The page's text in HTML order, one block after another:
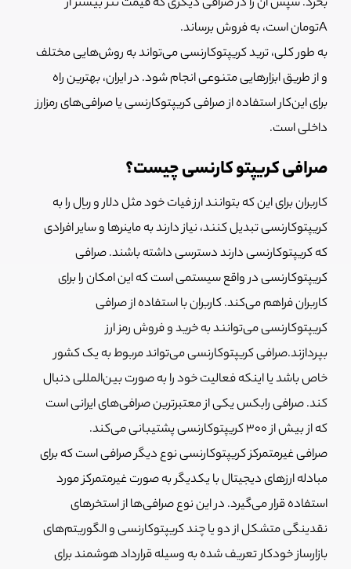
Aتومان است، به فروش برساند.
به طور کلی، ترید کریپتوکارنسی می‌تواند به روش‌هایی مختلف
و از طریق ابزارهایی متنوعی انجام شود. در ایران، بهترین راه
برای این‌کار استفاده از صرافی کریپتوکارنسی یا صرافی‌های رمزارز
داخلی است.
صرافی کریپتو کارنسی چیست؟
کاربران برای این که بتوانند ارز فیات خود مثل دلار و ریال را به
کریپتوکارنسی تبدیل کنند، نیاز دارند به ماینرها و سایر افرادی
که کریپتوکارنسی دارند دسترسی داشته باشند. صرافی
کریپتوکارنسی در واقع سیستمی است که این امکان را برای
کاربران فراهم می‌کند. کاربران با استفاده از صرافی
کریپتوکارنسی می‌توانند به خرید و فروش رمز ارز
بپردازند.صرافی کریپتوکارنسی می‌تواند مربوط به یک کشور
خاص باشد یا اینکه فعالیت خود را به صورت بین‌المللی دنبال
کند. صرافی رابکس یکی از معتبرترین صرافی‌های ایرانی است
که از بیش از 300 کریپتوکارنسی پشتیبانی می‌کند.
صرافی غیرمتمرکز کریپتوکارنسی نوع دیگر صرافی است که برای
مبادله ارزهای دیجیتال با یکدیگر به صورت غیرمتمرکز مورد
استفاده قرار می‌گیرد. در این نوع صرافی‌ها از استخرهای
نقدینگی متشکل از دو یا چند کریپتوکارنسی و الگوریتم‌های
بازارساز خودکار تعریف شده به وسیله قرارداد هوشمند برای